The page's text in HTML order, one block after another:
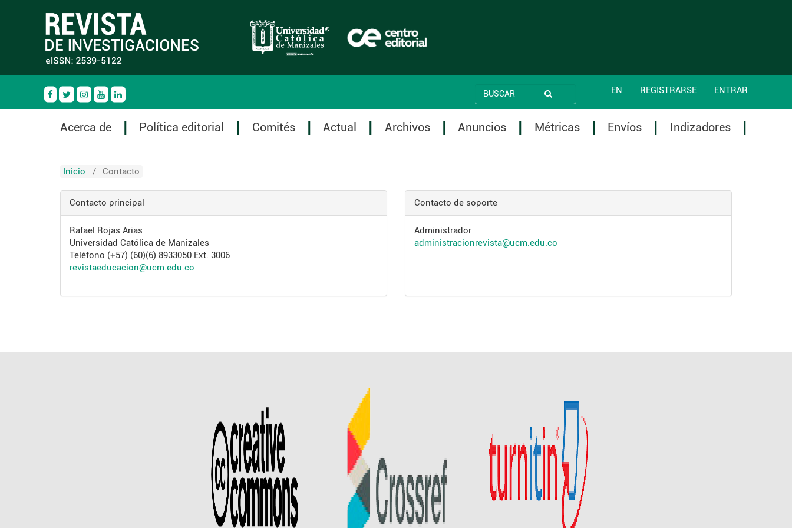
EN REGISTRARSE ENTRAR
Acerca de Política editorial Comités Actual Archivos Anuncios Métricas Envíos Indizadores
Inicio / Contacto
Contacto principal
Rafael Rojas Arias
Universidad Católica de Manizales
Teléfono (+57) (60)(6) 8933050 Ext. 3006
revistaeducacion@ucm.edu.co
Contacto de soporte
Administrador
administracionrevista@ucm.edu.co